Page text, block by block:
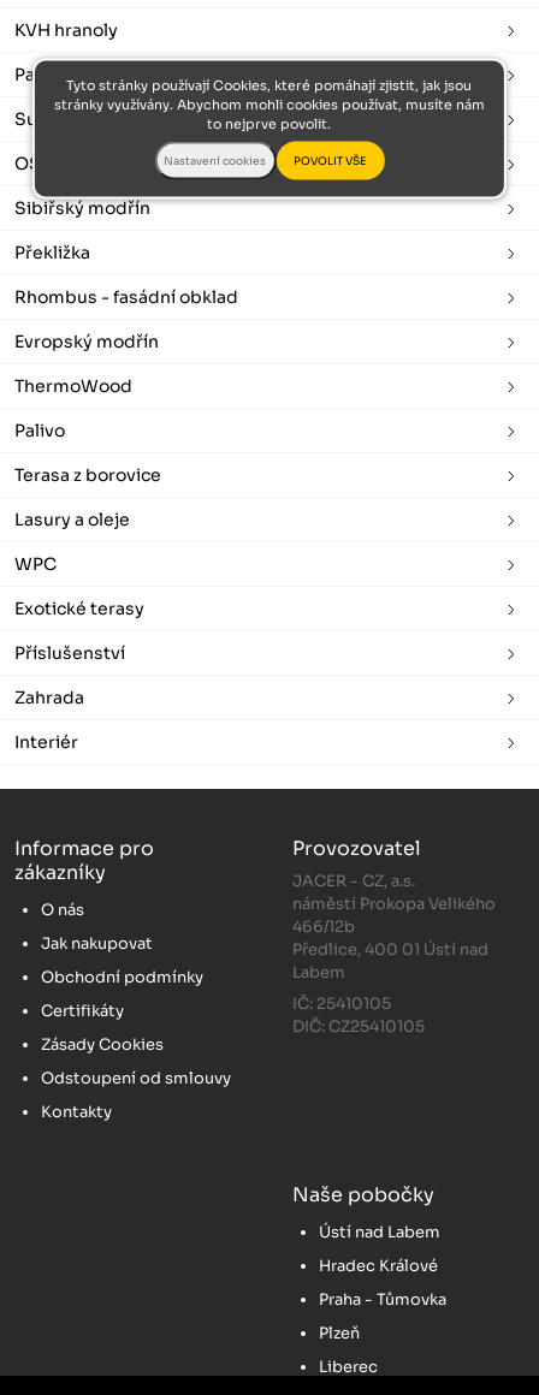
KVH hranoly
Palubky
Sušené a hoblované
OSB desky
Sibiřský modřín
Překližka
Rhombus - fasádní obklad
Evropský modřín
ThermoWood
Palivo
Terasa z borovice
Lasury a oleje
WPC
Exotické terasy
Příslušenství
Zahrada
Interiér
Informace pro
zákazníky
O nás
Jak nakupovat
Obchodní podmínky
Certifikáty
Zásady Cookies
Odstoupení od smlouvy
Kontakty
Provozovatel
JACER - CZ, a.s.
náměstí Prokopa Velikého
466/12b
Předlice, 400 01 Ústí nad
Labem
IČ: 25410105
DIČ: CZ25410105
Naše pobočky
Ústí nad Labem
Hradec Králové
Praha - Tůmovka
Plzeň
Liberec
Tyto stránky používají Cookies, které pomáhají zjistit, jak jsou
stránky využívány. Abychom mohli cookies používat, musíte nám
to nejprve povolit.